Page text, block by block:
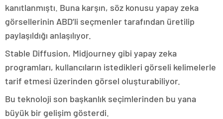
kanıtlanmıştı. Buna karşın, söz konusu yapay zeka
görsellerinin ABD’li seçmenler tarafından üretilip
paylaşıldığı anlaşılıyor.
Stable Diffusion, Midjourney gibi yapay zeka
programları, kullancıların istedikleri görseli kelimelerle
tarif etmesi üzerinden görsel oluşturabiliyor.
Bu teknoloji son başkanlık seçimlerinden bu yana
büyük bir gelişim gösterdi.